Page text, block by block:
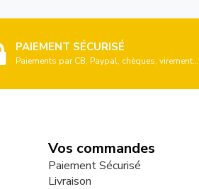
PAIEMENT SÉCURISÉ
Paiements par CB, Paypal, chèques, virement...
Vos commandes
Paiement Sécurisé
Livraison